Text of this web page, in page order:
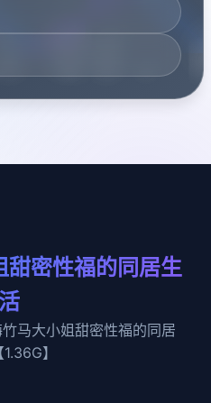
甜密性福的同居生
活
马大小姐甜密性福的同居
】